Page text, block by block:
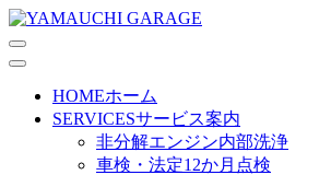
HOMEホーム
SERVICESサービス案内
非分解エンジン内部洗浄
車検・法定12か月点検